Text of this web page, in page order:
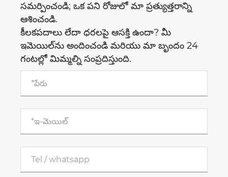
సమర్పించండి; ఒక పని రోజులో మా ప్రత్యుత్తరాన్ని
ఆశించండి.
కీలకపదాలు లేదా ధరలపై ఆసక్తి ఉందా? మీ
ఇమెయిల్‌ను అందించండి మరియు మా బృందం 24
గంటల్లో మిమ్మల్ని సంప్రదిస్తుంది.